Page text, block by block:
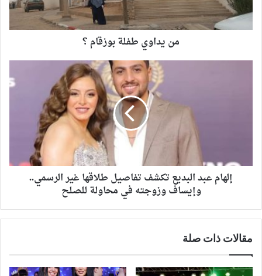
من يداوي طفلة بوزقام ؟
إلهام عبد البديع تكشف تفاصيل طلاقها غير الرسمي..
وإيساف وزوجته في محاولة للصلح
مقالات ذات صلة